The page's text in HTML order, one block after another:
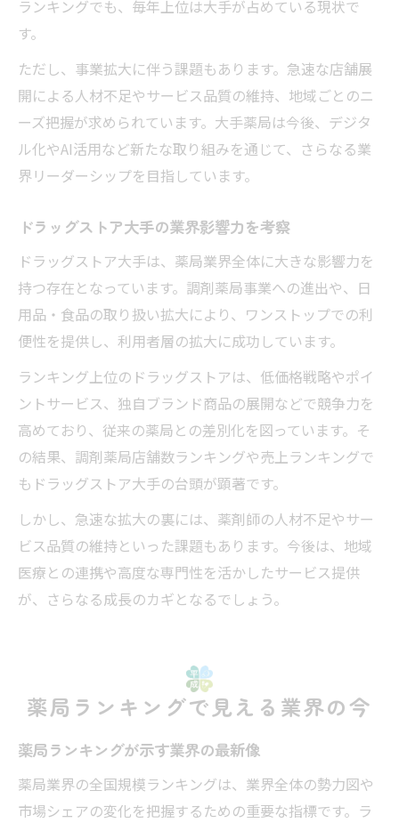
ランキングでも、毎年上位は大手が占めている現状で
す。
ただし、事業拡大に伴う課題もあります。急速な店舗展
開による人材不足やサービス品質の維持、地域ごとのニ
ーズ把握が求められています。大手薬局は今後、デジタ
ル化やAI活用など新たな取り組みを通じて、さらなる業
界リーダーシップを目指しています。
ドラッグストア大手の業界影響力を考察
ドラッグストア大手は、薬局業界全体に大きな影響力を
持つ存在となっています。調剤薬局事業への進出や、日
用品・食品の取り扱い拡大により、ワンストップでの利
便性を提供し、利用者層の拡大に成功しています。
ランキング上位のドラッグストアは、低価格戦略やポイ
ントサービス、独自ブランド商品の展開などで競争力を
高めており、従来の薬局との差別化を図っています。そ
の結果、調剤薬局店舗数ランキングや売上ランキングで
もドラッグストア大手の台頭が顕著です。
しかし、急速な拡大の裏には、薬剤師の人材不足やサー
ビス品質の維持といった課題もあります。今後は、地域
医療との連携や高度な専門性を活かしたサービス提供
が、さらなる成長のカギとなるでしょう。
薬局ランキングで見える業界の今
薬局ランキングが示す業界の最新像
薬局業界の全国規模ランキングは、業界全体の勢力図や
市場シェアの変化を把握するための重要な指標です。ラ